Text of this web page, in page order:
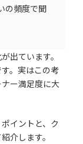
の頻度で聞
出ています。
す。実はこの考
ー満足度に大
イントと、ク
介します。